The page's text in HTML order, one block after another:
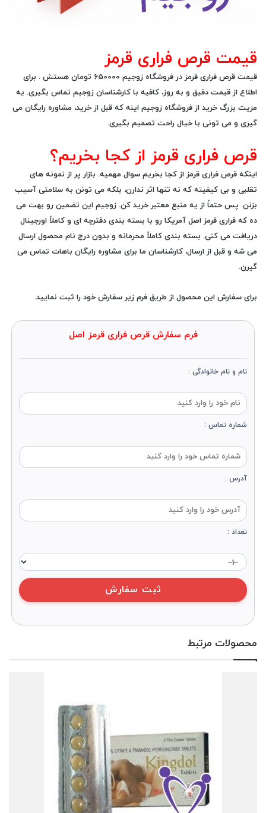
قیمت قرص فراری قرمز
قیمت قرص فراری قرمز
در فروشگاه زوجیم 650000 تومان هستش . برای
اطلاع از قیمت دقیق و به روز، کافیه با کارشناسان زوجیم تماس بگیری. یه
مزیت بزرگ خرید از فروشگاه زوجیم اینه که قبل از خرید، مشاوره رایگان می
گیری و می تونی با خیال راحت تصمیم بگیری.
قرص فراری قرمز از کجا بخریم؟
اینکه قرص فراری قرمز از کجا بخریم سوال مهمیه. بازار پر از نمونه های
تقلبی و بی کیفیته که نه تنها اثر ندارن، بلکه می تونن به سلامتی آسیب
بزنن. پس حتماً از یه منبع معتبر خرید کن. زوجیم این تضمین رو بهت می
ده که فراری قرمز اصل آمریکا رو با بسته بندی دفترچه ای و کاملاً اورجینال
دریافت می کنی. بسته بندی کاملاً محرمانه و بدون درج نام محصول ارسال
می شه و قبل از ارسال، کارشناسان ما برای مشاوره رایگان باهات تماس می
گیرن.
برای سفارش این محصول از طریق فرم زیر سفارش خود را ثبت نمایید.
فرم سفارش قرص فراری قرمز اصل
نام و نام خانوادگی :
شماره تماس :
آدرس :
تعداد :
محصولات مرتبط